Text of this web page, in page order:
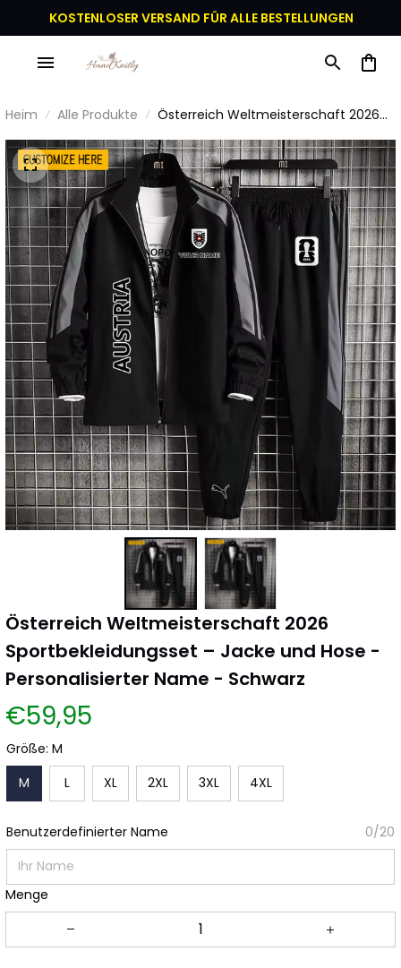
KOSTENLOSER VERSAND FÜR ALLE BESTELLUNGEN
Heim Alle Produkte
Österreich Weltmeisterschaft 2026
Hose - Personalisierter Name -
Schwarz
Österreich Weltmeisterschaft 2026
Sportbekleidungsset – Jacke und Hose -
Personalisierter Name - Schwarz
€59,95
Größe: M
M
L XL 2XL 3XL 4XL
Benutzerdefinierter Name 0/20
Menge